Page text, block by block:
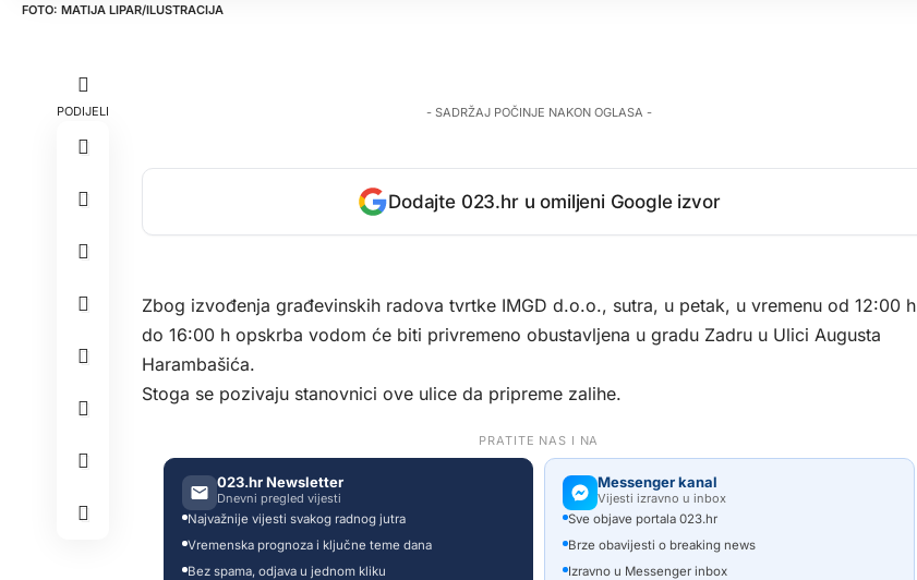
MATIJA LIPAR/ILUSTRACIJA
PODIJELI - SADRŽAJ POČINJE NAKON OGLASA -
Dodajte 023.hr u omiljeni Google izvor
Zbog izvođenja građevinskih radova tvrtke IMGD d.o.o., sutra, u petak, u vremenu od 12:00 h
do 16:00 h opskrba vodom će biti privremeno obustavljena u gradu Zadru u Ulici Augusta
Harambašića.
Stoga se pozivaju stanovnici ove ulice da pripreme zalihe.
PRATITE NAS I NA
023.hr Newsletter
Dnevni pregled vijesti
Najvažnije vijesti svakog radnog jutra
Vremenska prognoza i ključne teme dana
Bez spama, odjava u jednom kliku
Messenger kanal
Vijesti izravno u inbox
Sve objave portala 023.hr
Brze obavijesti o breaking news
Izravno u Messenger inbox